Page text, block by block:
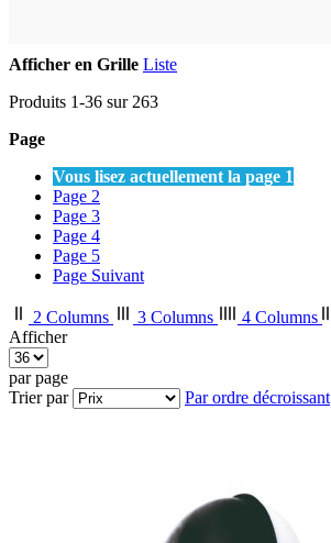
Afficher en Grille Liste
Produits 1-36 sur 263
Page
Vous lisez actuellement la page 1
Page 2
Page 3
Page 4
Page 5
Page Suivant
2 Columns 3 Columns 4 Columns
Afficher
par page
Trier par
Par ordre décroissant